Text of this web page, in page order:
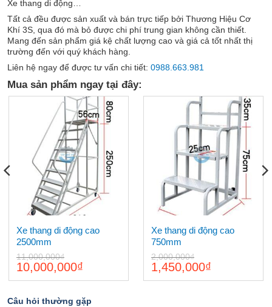
Xe thang di động…
Tất cả đều được sản xuất và bán trực tiếp bởi Thương Hiệu Cơ
Khí 3S, qua đó mà bỏ được chi phí trung gian không cần thiết.
Mang đến sản phẩm giá kệ chất lượng cao và giá cả tốt nhất thị
trường đến với quý khách hàng.
Liên hệ ngay để được tư vấn chi tiết: 0988.663.981
Mua sản phẩm ngay tại đây:
Xe thang di động cao
2500mm
11,000,000₫
Giá
gốc
11,000,000₫.
10,000,000₫
là:
Xe thang di động cao
750mm
2,000,000₫
Giá
gốc
2,000,000₫.
1,450,000₫
là:
Câu hỏi thường gặp